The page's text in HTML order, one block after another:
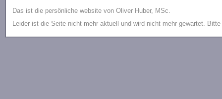
Das ist die persönliche website von Oliver Huber, MSc.
Leider ist die Seite nicht mehr aktuell und wird nicht mehr gewartet.